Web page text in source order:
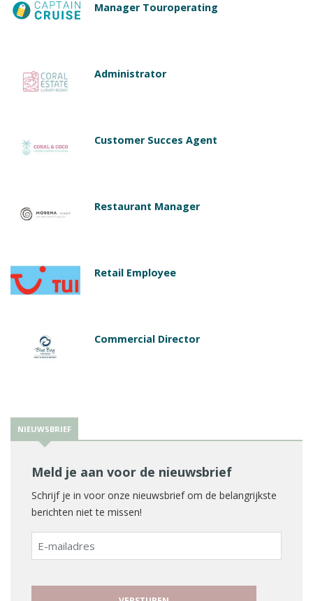
Manager Touroperating
Administrator
Customer Succes Agent
Restaurant Manager
Retail Employee
Commercial Director
NIEUWSBRIEF
Meld je aan voor de nieuwsbrief
Schrijf je in voor onze nieuwsbrief om de belangrijkste
berichten niet te missen!
E-
mailadres